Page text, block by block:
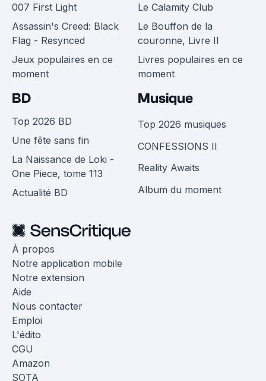
007 First Light
Assassin's Creed: Black
Flag - Resynced
Jeux populaires en ce
moment
Le Calamity Club
Le Bouffon de la
couronne, Livre II
Livres populaires en ce
moment
BD
Top 2026 BD
Une fête sans fin
La Naissance de Loki -
One Piece, tome 113
Actualité BD
Musique
Top 2026 musiques
CONFESSIONS II
Reality Awaits
Album du moment
À propos
Notre application mobile
Notre extension
Aide
Nous contacter
Emploi
L'édito
CGU
Amazon
SOTA